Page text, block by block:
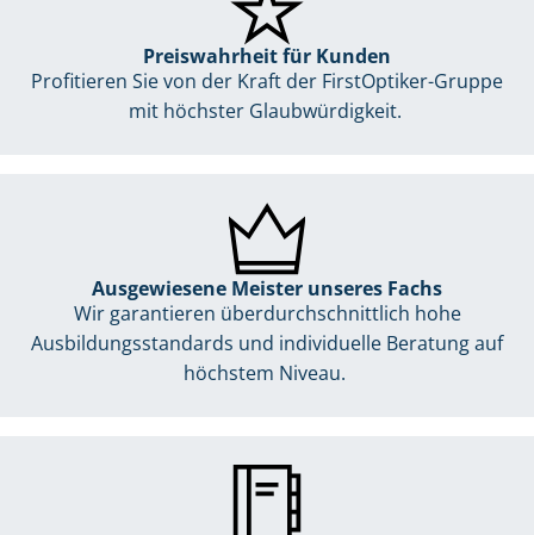
Preiswahrheit für Kunden
Profitieren Sie von der Kraft der FirstOptiker-Gruppe
mit höchster Glaubwürdigkeit.
Ausgewiesene Meister unseres Fachs
Wir garantieren überdurchschnittlich hohe
Ausbildungsstandards und individuelle Beratung auf
höchstem Niveau.